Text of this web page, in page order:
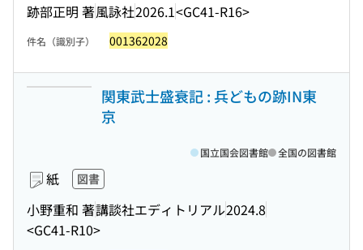
跡部正明 著風詠社2026.1<GC41-R16>
件名（識別子） 001362028
関東武士盛衰記 : 兵どもの跡IN東
京
紙 図書
小野重和 著講談社エディトリアル2024.8
<GC41-R10>
国立国会図書館 全国の図書館